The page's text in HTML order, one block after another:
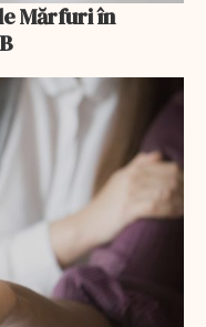
Mărfuri în